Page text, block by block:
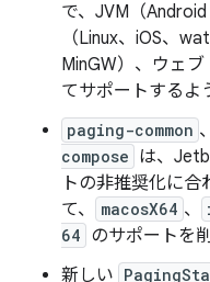
で、JVM（
（Linux、iOS、
MinGW）、ウェ
てサポートするよ
paging-common 、
compose は、
トの非推奨化に合
て、
macosX64 、
64 のサポートを
新しい